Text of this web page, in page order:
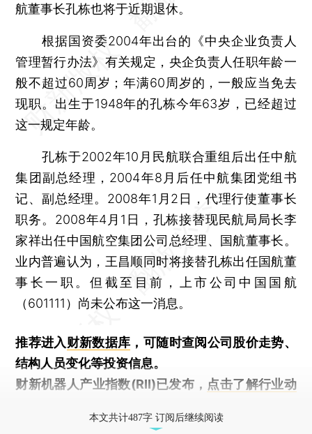
航董事长孔栋也将于近期退休。
根据国资委2004年出台的《中央企业负责人
管理暂行办法》有关规定，央企负责人任职年龄一
般不超过60周岁；年满60周岁的，一般应当免去
现职。出生于1948年的孔栋今年63岁，已经超过
这一规定年龄。
孔栋于2002年10月民航联合重组后出任中航
集团副总经理，2004年8月后任中航集团党组书
记、副总经理。2008年1月2日，代理行使董事长
职务。2008年4月1日，孔栋接替现民航局局长李
家祥出任中国航空集团公司总经理、国航董事长。
业内普遍认为，王昌顺同时将接替孔栋出任国航董
事长一职。但截至目前，上市公司中国国航
（601111）尚未公布这一消息。
推荐进入财新数据库 ，可随时查阅公司股价走势、
结构人员变化等投资信息。
财新机器人产业指数(RII)已发布， 点击了解行业动
本文共计487字 订阅后继续阅读